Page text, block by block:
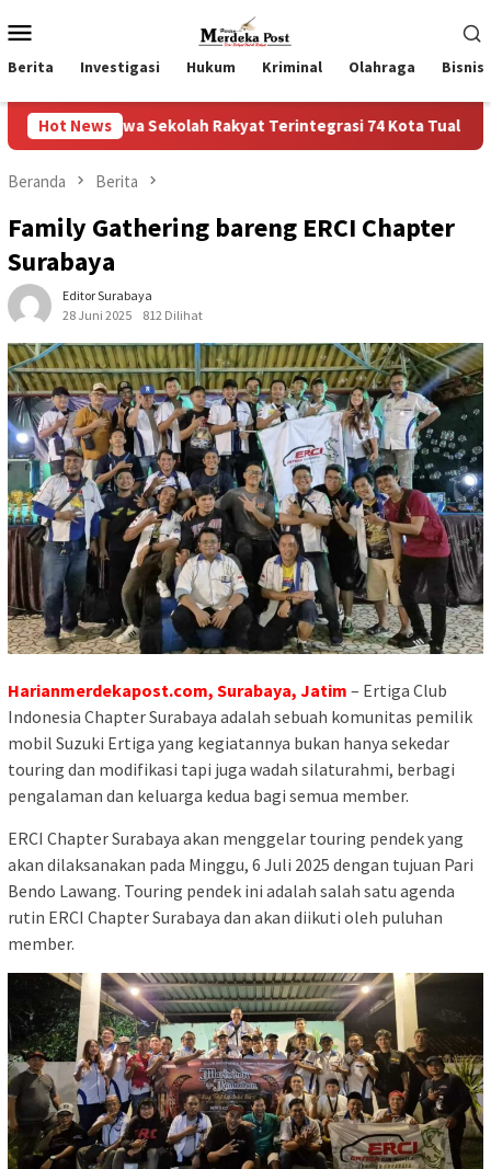
ke
kontenMobile
Berita Investigasi Hukum Kriminal Olahraga Bisnis
Hot News
Sekolah Rakyat Terintegrasi 74 Kota Tual Ruas Jalan
Beranda Berita
Family Gathering bareng ERCI Chapter
Surabaya
Editor Surabaya
28 Juni 2025
812 Dilihat
Harianmerdekapost.com, Surabaya, Jatim – Ertiga Club
Indonesia Chapter Surabaya adalah sebuah komunitas pemilik
mobil Suzuki Ertiga yang kegiatannya bukan hanya sekedar
touring dan modifikasi tapi juga wadah silaturahmi, berbagi
pengalaman dan keluarga kedua bagi semua member.
ERCI Chapter Surabaya akan menggelar touring pendek yang
akan dilaksanakan pada Minggu, 6 Juli 2025 dengan tujuan Pari
Bendo Lawang. Touring pendek ini adalah salah satu agenda
rutin ERCI Chapter Surabaya dan akan diikuti oleh puluhan
member.